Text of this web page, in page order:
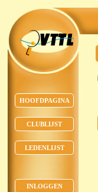
HOOFDPAGINA
CLUBLIJST
LEDENLIJST
INLOGGEN